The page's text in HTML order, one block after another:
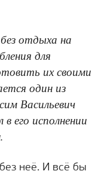
отдыха на
для
их своими
один из
Васильевич
его исполнении
неё. И всё бы